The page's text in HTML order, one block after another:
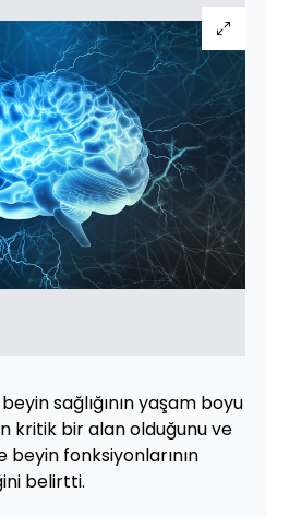
sağlığının yaşam boyu
kritik bir alan olduğunu ve
fonksiyonlarının
belirtti.